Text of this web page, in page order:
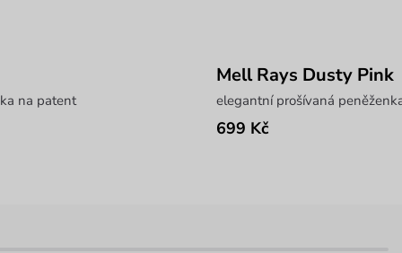
na patent
Mell Rays Dusty Pink
elegantní prošívaná
699 Kč